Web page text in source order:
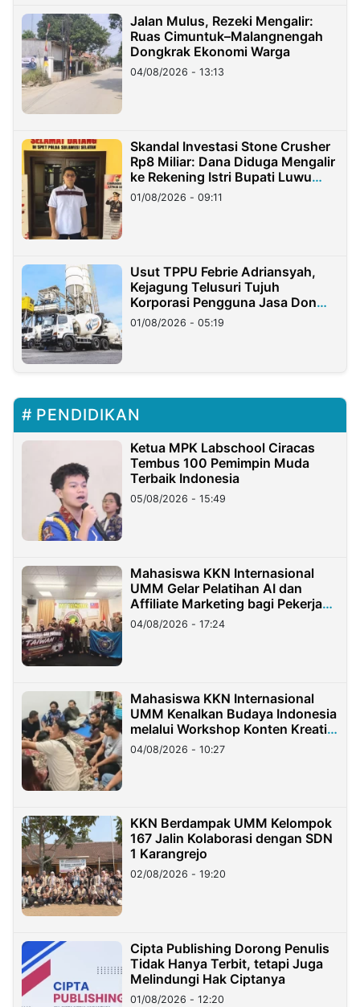
Jalan Mulus, Rezeki Mengalir:
Ruas Cimuntuk–Malangnengah
Dongkrak Ekonomi Warga
04/08/2026 - 13:13
Skandal Investasi Stone Crusher
Rp8 Miliar: Dana Diduga Mengalir
ke Rekening Istri Bupati Luwu
Timur
01/08/2026 - 09:11
Usut TPPU Febrie Adriansyah,
Kejagung Telusuri Tujuh
Korporasi Pengguna Jasa Don
Ritto
01/08/2026 - 05:19
PENDIDIKAN
Ketua MPK Labschool Ciracas
Tembus 100 Pemimpin Muda
Terbaik Indonesia
05/08/2026 - 15:49
Mahasiswa KKN Internasional
UMM Gelar Pelatihan AI dan
Affiliate Marketing bagi Pekerja
Migran Indonesia di Taiwan
04/08/2026 - 17:24
Mahasiswa KKN Internasional
UMM Kenalkan Budaya Indonesia
melalui Workshop Konten Kreatif
di Taiwan
04/08/2026 - 10:27
KKN Berdampak UMM Kelompok
167 Jalin Kolaborasi dengan SDN
1 Karangrejo
02/08/2026 - 19:20
Cipta Publishing Dorong Penulis
Tidak Hanya Terbit, tetapi Juga
Melindungi Hak Ciptanya
01/08/2026 - 12:20